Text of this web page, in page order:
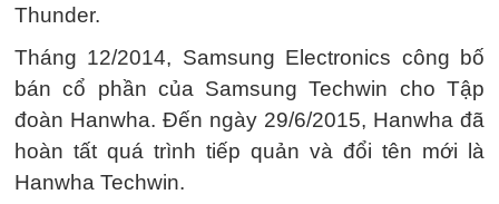
Thunder.
Tháng 12/2014, Samsung Electronics công bố
bán cổ phần của Samsung Techwin cho Tập
đoàn Hanwha. Đến ngày 29/6/2015, Hanwha đã
hoàn tất quá trình tiếp quản và đổi tên mới là
Hanwha Techwin.